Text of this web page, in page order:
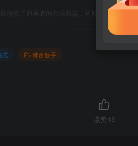
侵犯了原著者的合法权益，可联系我们进行
式 港台歌手
点赞 13